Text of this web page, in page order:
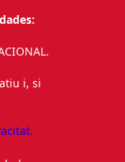
i, si